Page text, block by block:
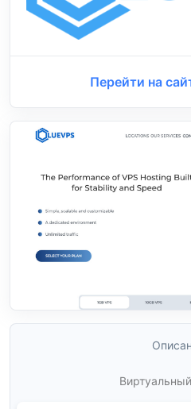
Перейти на